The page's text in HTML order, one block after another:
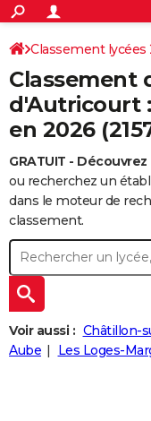
ACTUALITÉS
Politique
Société
Faits Divers
Education
Monde
Villes
+
SPORT
Coupe du monde 2026
Football
Tennis
Cyclisme
Rugby
Forum
CULTURE
Programme TV
TNT
Streaming
Cinéma
Sorties cinéma
Musique
+
FINANCE
Retraite
Impôts
Epargne
Immobilier
Risques naturels par ville
Banque
Assurance
Crédit
AUTO
Essais
Réserver un essai
Citadines
Berlines
SUV
Forum auto
+
HIGH-TECH
BRICOLAGE
Forum
Aménagement intérieur
Extérieur
Cuisine
Salle de bains
Jardinage
Rangement
+WEEK-END
Guides de France
Escapades
Patrimoine
Expositions
Musées
Week-end nature
+
LIFESTYLE
Art de vivre
Bien-être
Loisirs
Mode
Modes de vie
+SANTE
Classement lycées
Classement
d'Autricourt
en 2026
GRATUIT -
ou recherchez un
dans le moteur de
classement.
Voir aussi : Châtillon-
Aube
Les Loges-